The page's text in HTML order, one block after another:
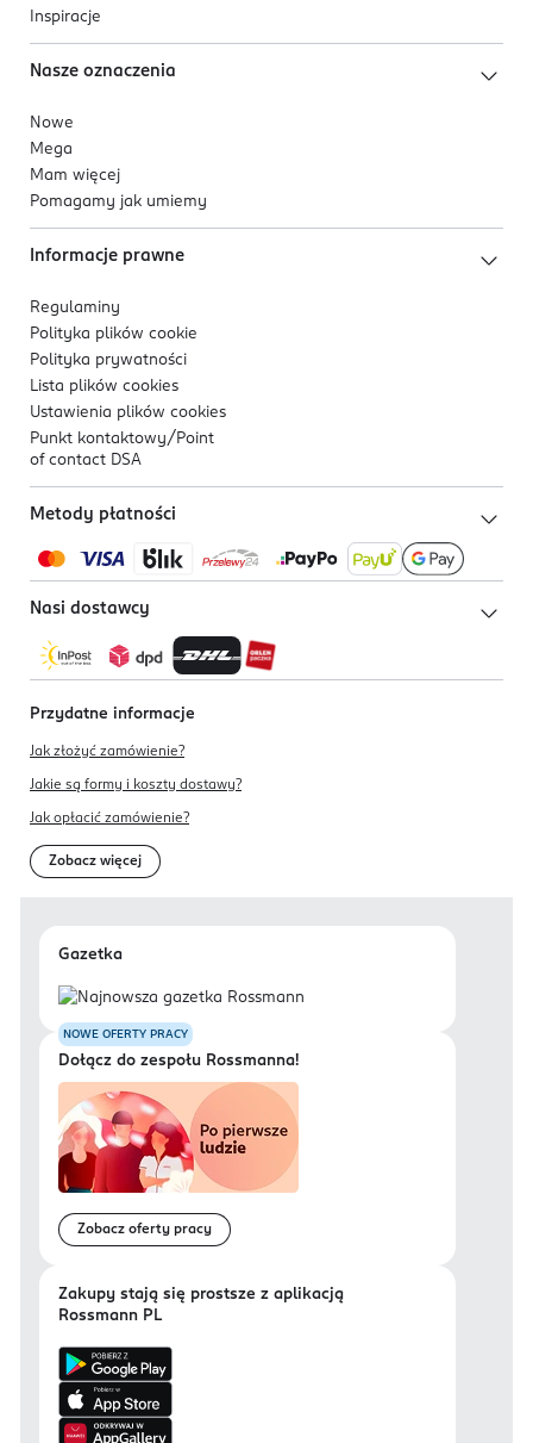
Inspiracje
Nasze oznaczenia
Nowe
Mega
Mam więcej
Pomagamy jak umiemy
Informacje prawne
Regulaminy
Polityka plików cookie
Polityka prywatności
Lista plików cookies
Ustawienia plików cookies
Punkt kontaktowy/ Point
of contact DSA
Metody płatności
Nasi dostawcy
Przydatne informacje
Jak złożyć zamówienie?
Jakie są formy i koszty dostawy?
Jak opłacić zamówienie?
Zobacz więcej
Gazetka
NOWE OFERTY PRACY
Dołącz do zespołu Rossmanna!
Zobacz oferty pracy
Zakupy stają się prostsze z aplikacją
Rossmann PL